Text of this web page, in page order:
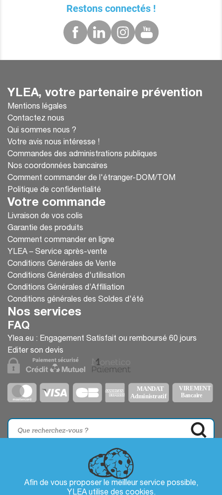
Afin de vous proposer le meilleur service possible,
YLEA utilise des cookies.
Restons connectés !
YLEA, votre partenaire prévention
Mentions légales
Contactez nous
Qui sommes nous ?
Votre avis nous intéresse !
Commandes des administrations publiques
Nos coordonnées bancaires
Comment commander de l'étranger-DOM/TOM
Politique de confidentialité
Votre commande
Livraison de vos colis
Garantie des produits
Comment commander en ligne
YLEA – Service après-vente
Conditions Générales de Vente
Conditions Générales d'utilisation
Conditions Générales d’Affiliation
Conditions générales des Soldes d'été
Nos services
FAQ
Ylea.eu : Engagement Satisfait ou remboursé 60 jours
Editer son devis